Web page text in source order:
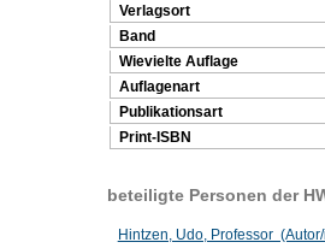
Verlagsort
Band
Wievielte Auflage
Auflagenart
Publikationsart
Print-ISBN
beteiligte Personen der
Hintzen, Udo, Professor